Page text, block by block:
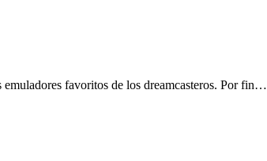
favoritos de los dreamcasteros. Por fin…